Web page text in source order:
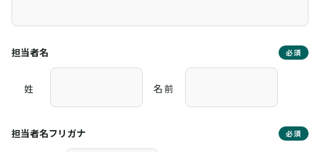
担当者名 必須
姓 名前
担当者名フリガナ 必須